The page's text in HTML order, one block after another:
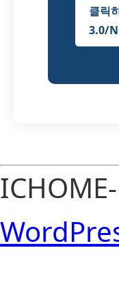
클릭
3.0/